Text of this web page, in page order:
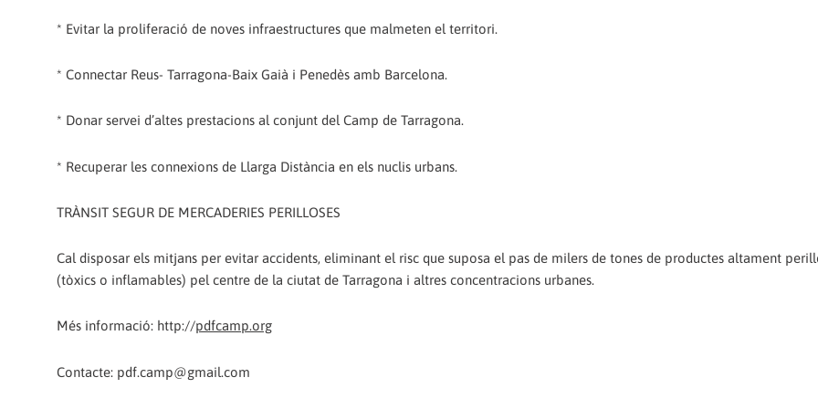
* Evitar la proliferació de noves infraestructures que malmeten el territori.
* Connectar Reus- Tarragona-Baix Gaià i Penedès amb Barcelona.
* Donar servei d’altes prestacions al conjunt del Camp de Tarragona.
* Recuperar les connexions de Llarga Distància en els nuclis urbans.
TRÀNSIT SEGUR DE MERCADERIES PERILLOSES
Cal disposar els mitjans per evitar accidents, eliminant el risc que suposa el pas de milers de tones de productes altament
(tòxics o inflamables) pel centre de la ciutat de Tarragona i altres concentracions urbanes.
Més informació: http://pdfcamp.org
Contacte: pdf.camp@gmail.com